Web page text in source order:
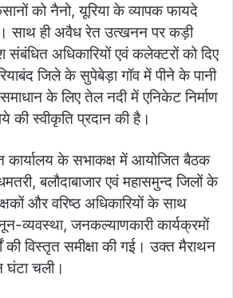
को नैनो, यूरिया के व्यापक फायदे
साथ ही अवैध रेत उत्खनन पर कड़ी
संबंधित अधिकारियों एवं कलेक्टरों को दिए
जिले के सुपेबेड़ा गॉव में पीने के पानी
के लिए तेल नदी में एनिकेट निर्माण
स्वीकृति प्रदान की है।
कार्यालय के सभाकक्ष में आयोजित बैठक
बलौदाबाजार एवं महासमुन्द जिलों के
और वरिष्ठ अधिकारियों के साथ
व्यवस्था, जनकल्याणकारी कार्यक्रमों
की विस्तृत समीक्षा की गई। उक्त मैराथन
चली।